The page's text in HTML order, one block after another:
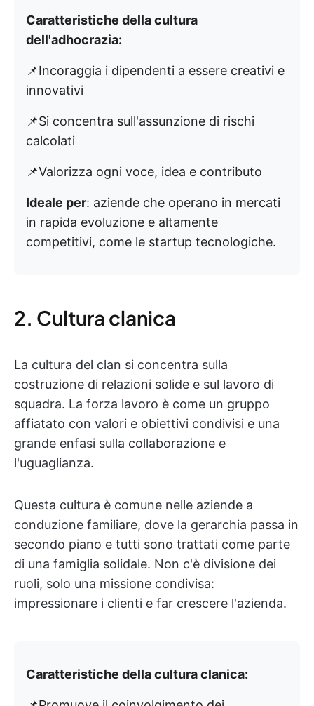
Caratteristiche della cultura
dell'adhocrazia:
📌Incoraggia i dipendenti a essere creativi e
innovativi
📌Si concentra sull'assunzione di rischi
calcolati
📌Valorizza ogni voce, idea e contributo
Ideale per: aziende che operano in mercati
in rapida evoluzione e altamente
competitivi, come le startup tecnologiche.
2. Cultura clanica
La cultura del clan si concentra sulla
costruzione di relazioni solide e sul lavoro di
squadra. La forza lavoro è come un gruppo
affiatato con valori e obiettivi condivisi e una
grande enfasi sulla collaborazione e
l'uguaglianza.
Questa cultura è comune nelle aziende a
conduzione familiare, dove la gerarchia passa in
secondo piano e tutti sono trattati come parte
di una famiglia solidale. Non c'è divisione dei
ruoli, solo una missione condivisa:
impressionare i clienti e far crescere l'azienda.
Caratteristiche della cultura clanica: